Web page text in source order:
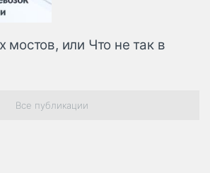
или Что не так в
Все публикации